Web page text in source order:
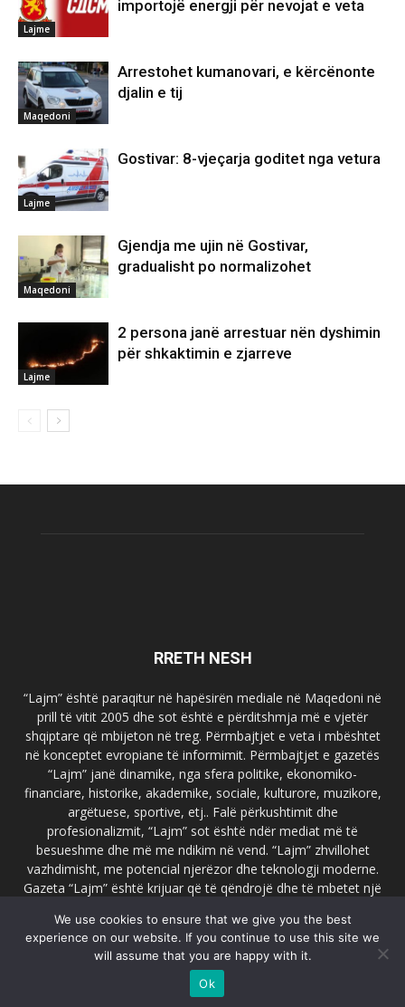
Lajme
importojë energji për nevojat e veta
Maqedoni
Arrestohet kumanovari, e kërcënonte
djalin e tij
Lajme
Gostivar: 8-vjeçarja goditet nga vetura
Maqedoni
Gjendja me ujin në Gostivar,
gradualisht po normalizohet
Lajme
2 persona janë arrestuar nën dyshimin
për shkaktimin e zjarreve
RRETH NESH
“Lajm” është paraqitur në hapësirën mediale në Maqedoni në
prill të vitit 2005 dhe sot është e përditshmja më e vjetër
shqiptare që mbijeton në treg. Përmbajtjet e veta i mbështet
në konceptet evropiane të informimit. Përmbajtjet e gazetës
“Lajm” janë dinamike, nga sfera politike, ekonomiko-
financiare, historike, akademike, sociale, kulturore, muzikore,
argëtuese, sportive, etj.. Falë përkushtimit dhe
profesionalizmit, “Lajm” sot është ndër mediat më të
besueshme dhe më me ndikim në vend. “Lajm” zhvillohet
vazhdimisht, me potencial njerëzor dhe teknologji moderne.
Gazeta “Lajm” është krijuar që të qëndrojë dhe të mbetet një
faqja zyrtare e gazetës “Lajm”, www.lajmpress.org është një
ndër portalet më të njohur në Maqedoni.
lajm.sk@gmail.com
We use cookies to ensure that we give you the best
experience on our website. If you continue to use this site we
will assume that you are happy with it.
Ok